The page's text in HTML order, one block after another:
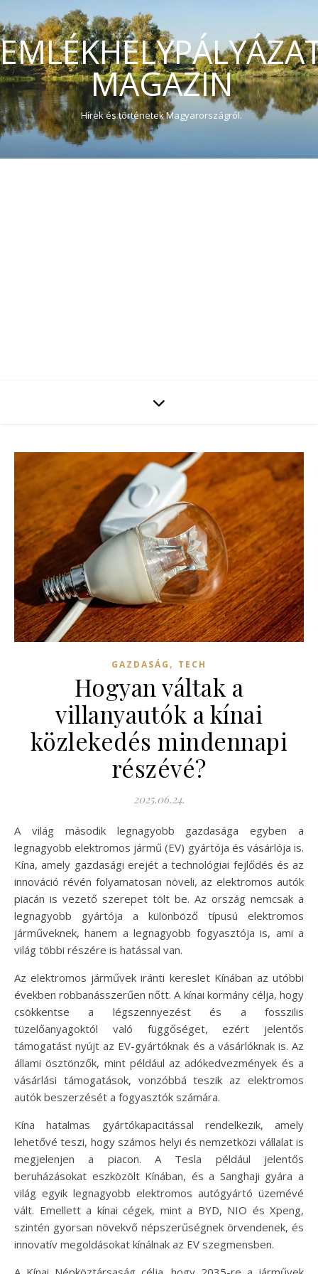
MAGAZIN
Hírek és történetek Magyarországról.
GAZDASÁG , TECH
Hogyan váltak a
villanyautók a kínai
közlekedés mindennapi
részévé?
2025.06.24.
A világ második legnagyobb gazdasága egyben a
legnagyobb elektromos jármű (EV) gyártója és vásárlója is.
Kína, amely gazdasági erejét a technológiai fejlődés és az
innováció révén folyamatosan növeli, az elektromos autók
piacán is vezető szerepet tölt be. Az ország nemcsak a
legnagyobb gyártója a különböző típusú elektromos
járműveknek, hanem a legnagyobb fogyasztója is, ami a
világ többi részére is hatással van.
Az elektromos járművek iránti kereslet Kínában az utóbbi
években robbanásszerűen nőtt. A kínai kormány célja, hogy
csökkentse a légszennyezést és a fosszilis
tüzelőanyagoktól való függőséget, ezért jelentős
támogatást nyújt az EV-gyártóknak és a vásárlóknak is. Az
állami ösztönzők, mint például az adókedvezmények és a
vásárlási támogatások, vonzóbbá teszik az elektromos
autók beszerzését a fogyasztók számára.
Kína hatalmas gyártókapacitással rendelkezik, amely
lehetővé teszi, hogy számos helyi és nemzetközi vállalat is
megjelenjen a piacon. A Tesla például jelentős
beruházásokat eszközölt Kínában, és a Sanghaji gyára a
világ egyik legnagyobb elektromos autógyártó üzemévé
vált. Emellett a kínai cégek, mint a BYD, NIO és Xpeng,
szintén gyorsan növekvő népszerűségnek örvendenek, és
innovatív megoldásokat kínálnak az EV szegmensben.